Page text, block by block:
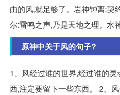
由的风,就足够了。岩神钟离:契
尔:雷鸣之声,乃是天地之理。水
原神中关于风的句子?
1、风经过谁的世界,经过谁的
西,注定要留下一些东西。 2、